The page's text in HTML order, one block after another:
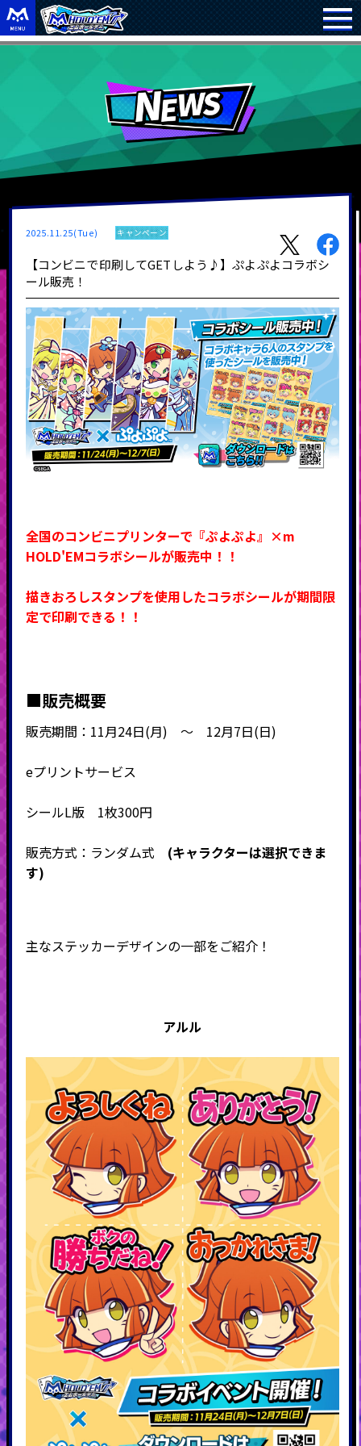
2025.11.25(Tue) キャンペーン
【コンビニで印刷してGETしよう♪】ぷよぷよコラボシ
ール販売！
全国のコンビニプリンターで『ぷよぷよ』×m
HOLD'EMコラボシールが販売中！！
描きおろしスタンプを使用したコラボシールが期間限
定で印刷できる！！
■販売概要
販売期間：11月24日(月) ～ 12月7日(日)
eプリントサービス
シールL版 1枚300円
販売方式：ランダム式 (キャラクターは選択できま
す)
主なステッカーデザインの一部をご紹介！
アルル